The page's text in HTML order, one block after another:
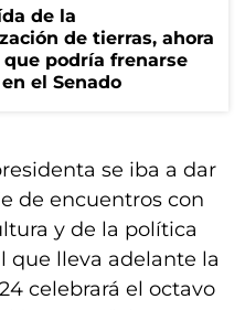
de la
de tierras, ahora
podría frenarse
el Senado
se iba a dar
de encuentros con
y de la política
que lleva adelante la
celebrará el octavo